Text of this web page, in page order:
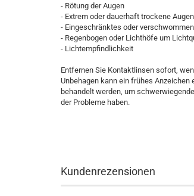
- Rötung der Augen
- Extrem oder dauerhaft trockene Augen
- Eingeschränktes oder
- Regenbogen oder Lichthöfe um
- Lichtempfindlichkeit
Entfernen Sie Kontaktlinsen sofort,
Unbehagen kann ein frühes
behandelt werden, um
der Probleme haben.
Kundenrezensionen